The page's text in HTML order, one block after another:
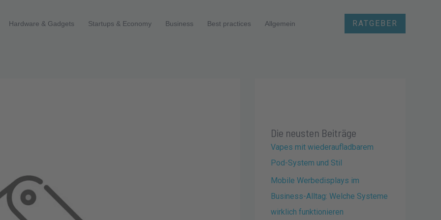
Hardware & Gadgets Startups & Economy Business Best practices Allgemein RATGEBER
Die neusten Beiträge
Vapes mit wiederaufladbarem
Pod-System und Stil
Mobile Werbedisplays im
Business-Alltag: Welche Systeme
wirklich funktionieren